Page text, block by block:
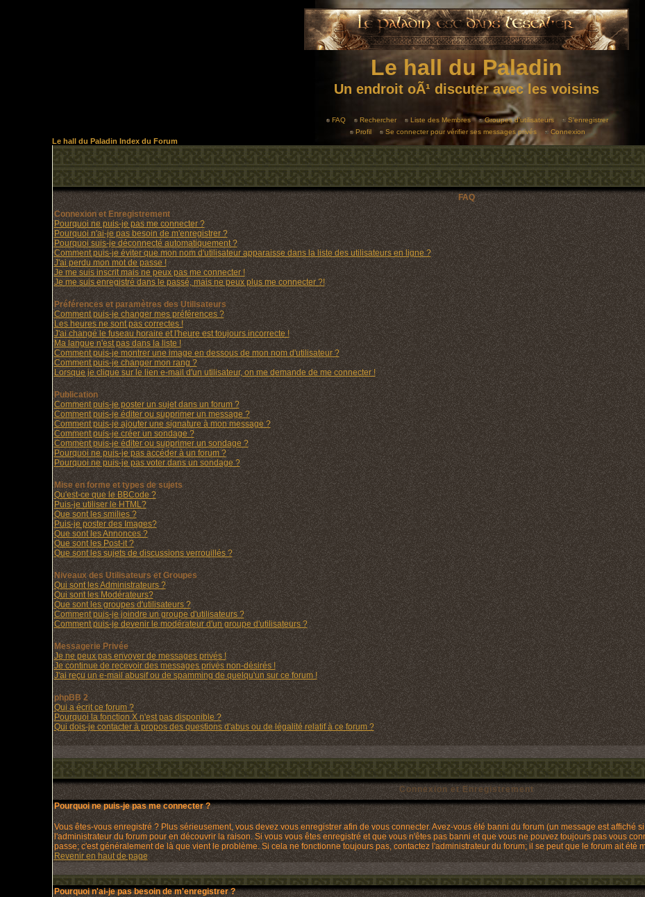
Le hall du Paladin
Un endroit oÃ¹ discuter avec les voisins
FAQ Rechercher Liste des Membres Groupes d'utilisateurs
S'enregistrer
Profil
Se connecter pour vérifier ses messages privés Connexion
Le hall du Paladin Index du Forum
FAQ
Connexion et Enregistrement
Pourquoi ne puis-je pas me connecter ?
Pourquoi n'ai-je pas besoin de m'enregistrer ?
Pourquoi suis-je déconnecté automatiquement ?
Comment puis-je éviter que mon nom d'utilisateur apparaisse dans la liste des utilisateurs en ligne ?
J'ai perdu mon mot de passe !
Je me suis inscrit mais ne peux pas me connecter !
Je me suis enregistré dans le passé, mais ne peux plus me connecter ?!
Préférences et paramètres des Utilisateurs
Comment puis-je changer mes préférences ?
Les heures ne sont pas correctes !
J'ai changé le fuseau horaire et l'heure est toujours incorrecte !
Ma langue n'est pas dans la liste !
Comment puis-je montrer une image en dessous de mon nom d'utilisateur ?
Comment puis-je changer mon rang ?
Lorsque je clique sur le lien e-mail d'un utilisateur, on me demande de me connecter !
Publication
Comment puis-je poster un sujet dans un forum ?
Comment puis-je éditer ou supprimer un message ?
Comment puis-je ajouter une signature à mon message ?
Comment puis-je créer un sondage ?
Comment puis-je éditer ou supprimer un sondage ?
Pourquoi ne puis-je pas accéder à un forum ?
Pourquoi ne puis-je pas voter dans un sondage ?
Mise en forme et types de sujets
Qu'est-ce que le BBCode ?
Puis-je utiliser le HTML?
Que sont les smilies ?
Puis-je poster des Images?
Que sont les Annonces ?
Que sont les Post-it ?
Que sont les sujets de discussions verrouillés ?
Niveaux des Utilisateurs et Groupes
Qui sont les Administrateurs ?
Qui sont les Modérateurs?
Que sont les groupes d'utilisateurs ?
Comment puis-je joindre un groupe d'utilisateurs ?
Comment puis-je devenir le modérateur d'un groupe d'utilisateurs ?
Messagerie Privée
Je ne peux pas envoyer de messages privés !
Je continue de recevoir des messages privés non-désirés !
J'ai reçu un e-mail abusif ou de spamming de quelqu'un sur ce forum !
phpBB 2
Qui a écrit ce forum ?
Pourquoi la fonction X n'est pas disponible ?
Qui dois-je contacter à propos des questions d'abus ou de légalité relatif à ce forum ?
Connexion et Enregistrement
Pourquoi ne puis-je pas me connecter ?
Vous êtes-vous enregistré ? Plus sérieusement, vous devez vous enregistrer afin de vous connecter. Avez-vous été banni du forum (un message est affiché
l'administrateur du forum pour en découvrir la raison. Si vous vous êtes enregistré et que vous n'êtes pas banni et que vous ne pouvez toujours pas vous
passe; c'est généralement de là que vient le problème. Si cela ne fonctionne toujours pas, contactez l'administrateur du forum; il se peut que le forum ait été
Revenir en haut de page
Pourquoi n'ai-je pas besoin de m'enregistrer ?